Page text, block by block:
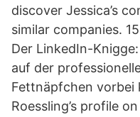
discover Jessica’s
similar companies.
Der LinkedIn-
auf der
Fettnäpfchen vorbei
Roessling’s profile